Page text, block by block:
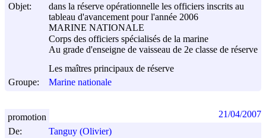
Objet:
dans la réserve opérationnelle les officiers inscrits au
tableau d'avancement pour l'année 2006
MARINE NATIONALE
Corps des officiers spécialisés de la marine
Au grade d'enseigne de vaisseau de 2e classe de réserve
Les maîtres principaux de réserve
Groupe:
Marine nationale
De:
Tanguy (Olivier)
promotion 21/04/2007